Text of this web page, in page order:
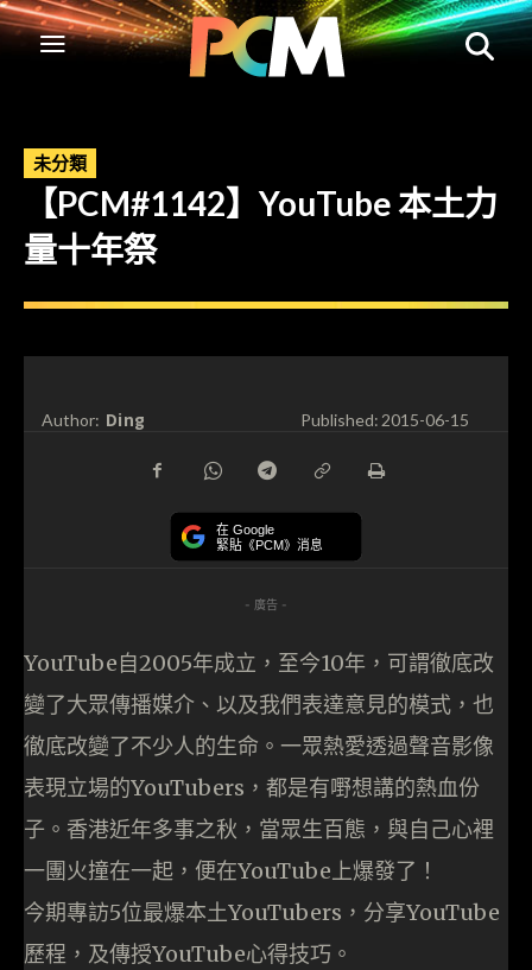
未分類
【PCM#1142】YouTube 本土力
量十年祭
Author: Ding Published:2015-06-15
在 Google
緊貼《PCM》消息
- 廣告 -
YouTube自2005年成立，至今10年，可謂徹底改
變了大眾傳播媒介、以及我們表達意見的模式，也
徹底改變了不少人的生命。一眾熱愛透過聲音影像
表現立場的YouTubers，都是有嘢想講的熱血份
子。香港近年多事之秋，當眾生百態，與自己心裡
一團火撞在一起，便在YouTube上爆發了！
今期專訪5位最爆本土YouTubers，分享YouTube
歷程，及傳授YouTube心得技巧。